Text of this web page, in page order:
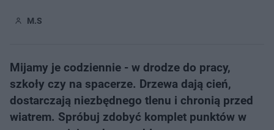
M.S
Mijamy je codziennie - w drodze do pracy,
szkoły czy na spacerze. Drzewa dają cień,
dostarczają niezbędnego tlenu i chronią przed
wiatrem. Spróbuj zdobyć komplet punktów w